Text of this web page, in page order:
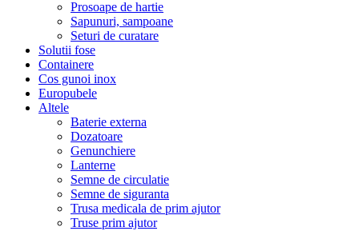
Prosoape de hartie
Sapunuri, sampoane
Seturi de curatare
Solutii fose
Containere
Cos gunoi inox
Europubele
Altele
Baterie externa
Dozatoare
Genunchiere
Lanterne
Semne de circulatie
Semne de siguranta
Trusa medicala de prim ajutor
Truse prim ajutor